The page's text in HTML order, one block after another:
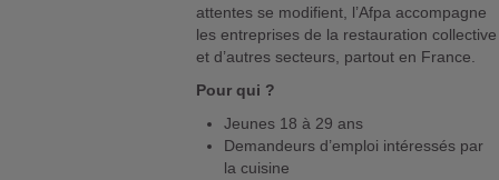
attentes se modifient, l’Afpa accompagne
les entreprises de la restauration collective
et d’autres secteurs, partout en France.
Pour qui ?
Jeunes 18 à 29 ans
Demandeurs d’emploi intéressés par
la cuisine